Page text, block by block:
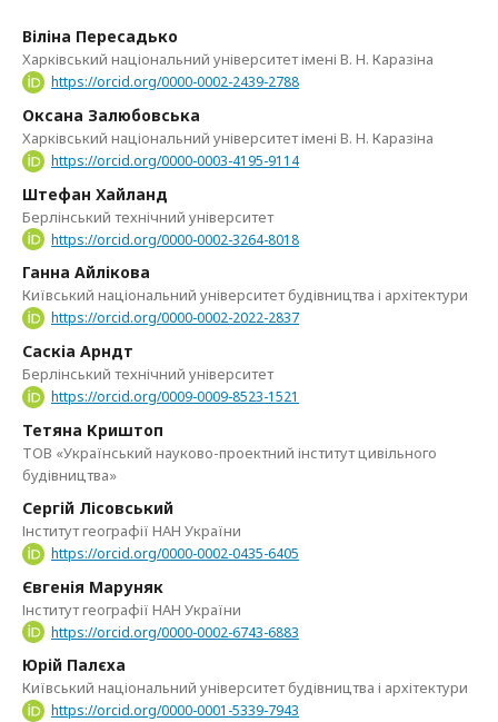
Віліна Пересадько
Харківський національний університет імені В. Н. Каразіна
https://orcid.org/0000-0002-2439-2788
Оксана Залюбовська
Харківський національний університет імені В. Н. Каразіна
https://orcid.org/0000-0003-4195-9114
Штефан Хайланд
Берлінський технічний університет
https://orcid.org/0000-0002-3264-8018
Ганна Айлікова
Київський національний університет будівництва і архітектури
https://orcid.org/0000-0002-2022-2837
Саскіа Арндт
Берлінський технічний університет
https://orcid.org/0009-0009-8523-1521
Тетяна Криштоп
ТОВ «Український науково-проектний інститут цивільного
будівництва»
Сергій Лісовський
Інститут географії НАН України
https://orcid.org/0000-0002-0435-6405
Євгенія Маруняк
Інститут географії НАН України
https://orcid.org/0000-0002-6743-6883
Юрій Палєха
Київський національний університет будівництва і архітектури
https://orcid.org/0000-0001-5339-7943